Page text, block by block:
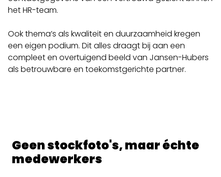
het HR-team.
Ook thema’s als kwaliteit en duurzaamheid kregen
een eigen podium. Dit alles draagt bij aan een
compleet en overtuigend beeld van Jansen-Hubers
als betrouwbare en toekomstgerichte partner.
Geen stockfoto's, maar échte
medewerkers